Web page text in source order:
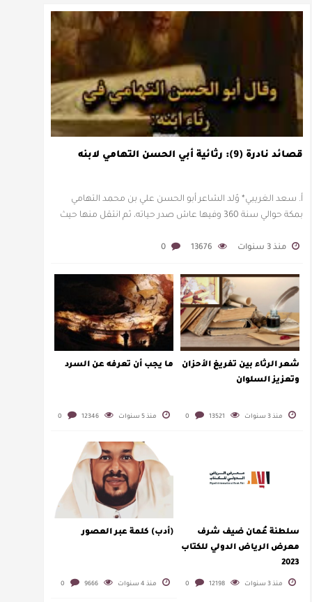
قصائد نادرة (9): رثائية أبي الحسن التهامي لابنه
أ. سعد الغريبي* وُلد الشاعر أبو الحسن علي بن محمد التهامي
بمكة حوالي سنة 360 وفيها عاش صدر حياته، ثم انتقل منها حيث
منذ 3 سنوات 13676
0
شعر الرثاء بين تفريغ الأحزان
وتعزيز السلوان
منذ 3 سنوات 13521
0
ما يجب أن تعرفه عن السرد
منذ 5 سنوات 12346
0
سلطنة عُمان ضيف شرف
معرض الرياض الدولي للكتاب
2023
منذ 3 سنوات 12198
0
(أدب) كلمة عبر العصور
منذ 4 سنوات 9666
0